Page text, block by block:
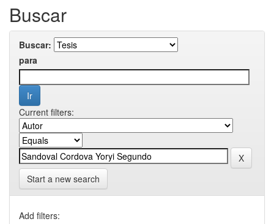
Buscar
Buscar:
para
Current filters:
Start a new search
Add filters: